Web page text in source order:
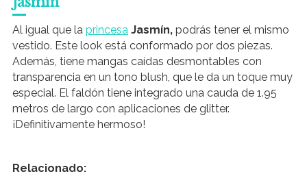
Al igual que la princesa Jasmín,podrás tener el mismo
vestido. Este look está conformado por dos piezas.
Además, tiene mangas caídas desmontables con
transparencia en un tono blush, que le da un toque muy
especial. El faldón tiene integrado una cauda de 1.95
metros de largo con aplicaciones de glitter.
¡Definitivamente hermoso!
Relacionado: